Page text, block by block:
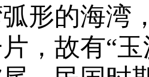
形的海湾
，故有“